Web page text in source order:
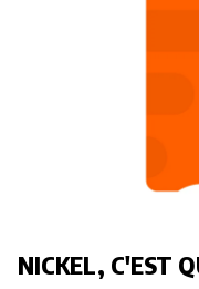
NICKEL, C'EST